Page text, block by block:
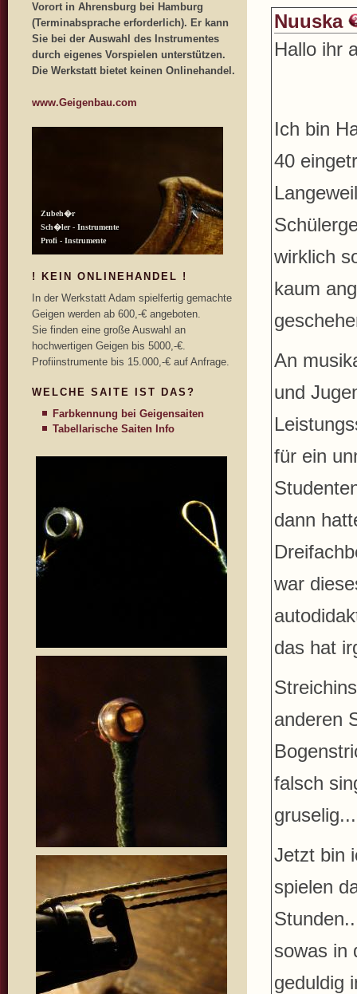
Nuuska
Hallo ihr
Ich bin
40
wirklich
kaum
An
und
für ein
dann
war
das hat
anderen
falsch
Jetzt bin
spielen
sowas in
geduldig
Vorort in Ahrensburg bei Hamburg
(Terminabsprache erforderlich). Er kann
Sie bei der Auswahl des Instrumentes
durch eigenes Vorspielen unterstützen.
Die Werkstatt bietet keinen Onlinehandel.
www.Geigenbau.com
! KEIN ONLINEHANDEL !
In der Werkstatt Adam spielfertig gemachte
Geigen werden ab 600,-€ angeboten.
Sie finden eine große Auswahl an
hochwertigen Geigen bis 5000,-€.
Profiinstrumente bis 15.000,-€ auf Anfrage.
WELCHE SAITE IST DAS?
Farbkennung bei Geigensaiten
Tabellarische Saiten Info